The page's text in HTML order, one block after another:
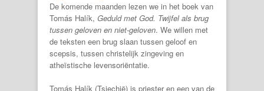
De komende maanden lezen we in het boek van
Tomás Halík, Geduld met God. Twijfel als brug
tussen geloven en niet-geloven. We willen met
de teksten een brug slaan tussen geloof en
scepsis, tussen christelijk zingeving en
atheïstische levensoriëntatie.
Tomás Halík (Tsjechië) is priester en een van de